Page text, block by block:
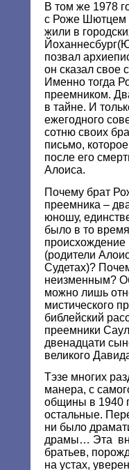
В том же 1978
с Роже Шютцем
жили в
позвал
он сказал свое
Именно тогда
преемником.
в тайне. И
ежегодного
сотню своих
письмо,
после его
Алоиса.
Почему брат
преемника –
юношу,
было в то
происхождение
(родители
Судетах)?
неизменным?
можно лишь
мистического
библейский
преемники
двенадцати
великого
Тэзе многих
манера, с
общины в 1940
остальные.
ни было
драмы… Эта
братьев,
на устах,